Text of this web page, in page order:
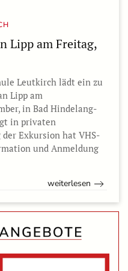
Lipp am Freitag,
Leutkirch lädt ein zu
Lipp am
in Bad Hindelang-
in privaten
Exkursion hat VHS-
und Anmeldung
weiterlesen